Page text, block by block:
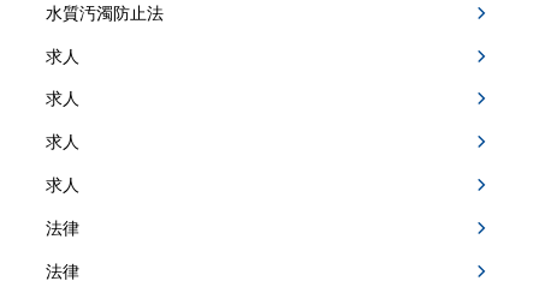
水質汚濁防止法
求人
求人
求人
求人
法律
法律